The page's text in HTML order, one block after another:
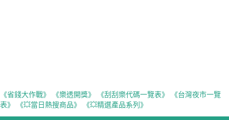
《省錢大作戰》 《樂透開獎》 《刮刮樂代碼一覽表》
《台灣夜市一覽
表》
《💥當日熱搜商品》 《💥精選產品系列》